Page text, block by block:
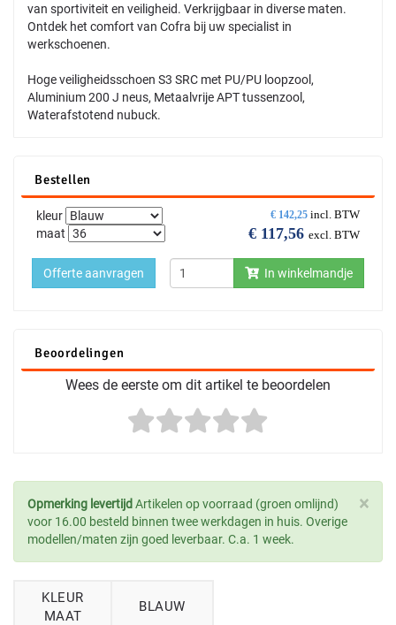
van sportiviteit en veiligheid. Verkrijgbaar in diverse maten.
Ontdek het comfort van Cofra bij uw specialist in
werkschoenen.
Hoge veiligheidsschoen S3 SRC met PU/PU loopzool,
Aluminium 200 J neus, Metaalvrije APT tussenzool,
Waterafstotend nubuck.
Bestellen
€ 142,25 incl. BTW
€ 117,56 excl. BTW
kleur
maat
In winkelmandje
Offerte aanvragen
Beoordelingen
Wees de eerste om dit artikel te beoordelen
×
Opmerking levertijd Artikelen op voorraad (groen omlijnd)
voor 16.00 besteld binnen twee werkdagen in huis. Overige
modellen/maten zijn goed leverbaar. C.a. 1 week.
KLEUR
MAAT
BLAUW